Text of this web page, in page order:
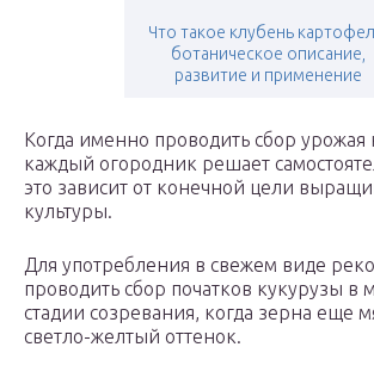
Что такое клубень
ботаническое описание,
развитие и применение
Когда именно проводить сбор урожая
каждый огородник решает
это зависит от конечной цели
культуры.
Для употребления в свежем виде
проводить сбор початков кукурузы в
стадии созревания, когда зерна еще
светло-желтый оттенок.